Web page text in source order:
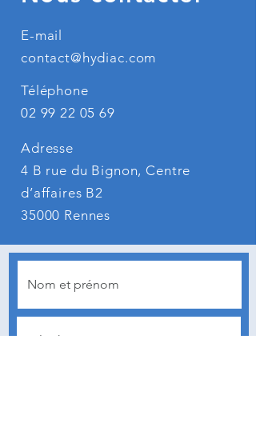
E-mail
contact@hydiac.com
Téléphone
02 99 22 05 69
Adresse
4 B rue du Bignon, Centre
d’affaires B2
35000 Rennes